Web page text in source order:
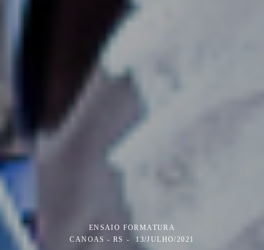
ENSAIO FORMATURA
CANOAS - RS
13/JULHO/2021